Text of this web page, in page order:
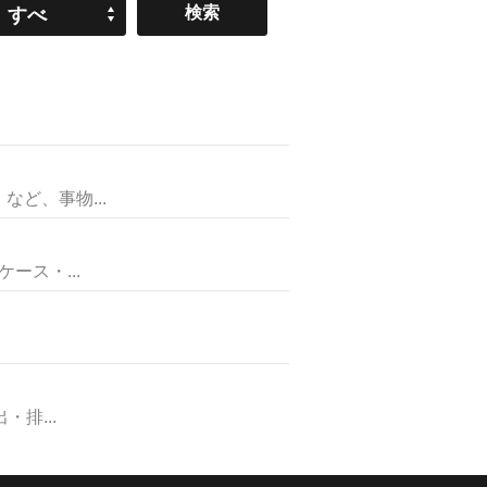
すべ
ど、事物...
ース・...
・排...